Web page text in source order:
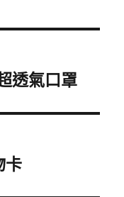
透氣口罩
卡